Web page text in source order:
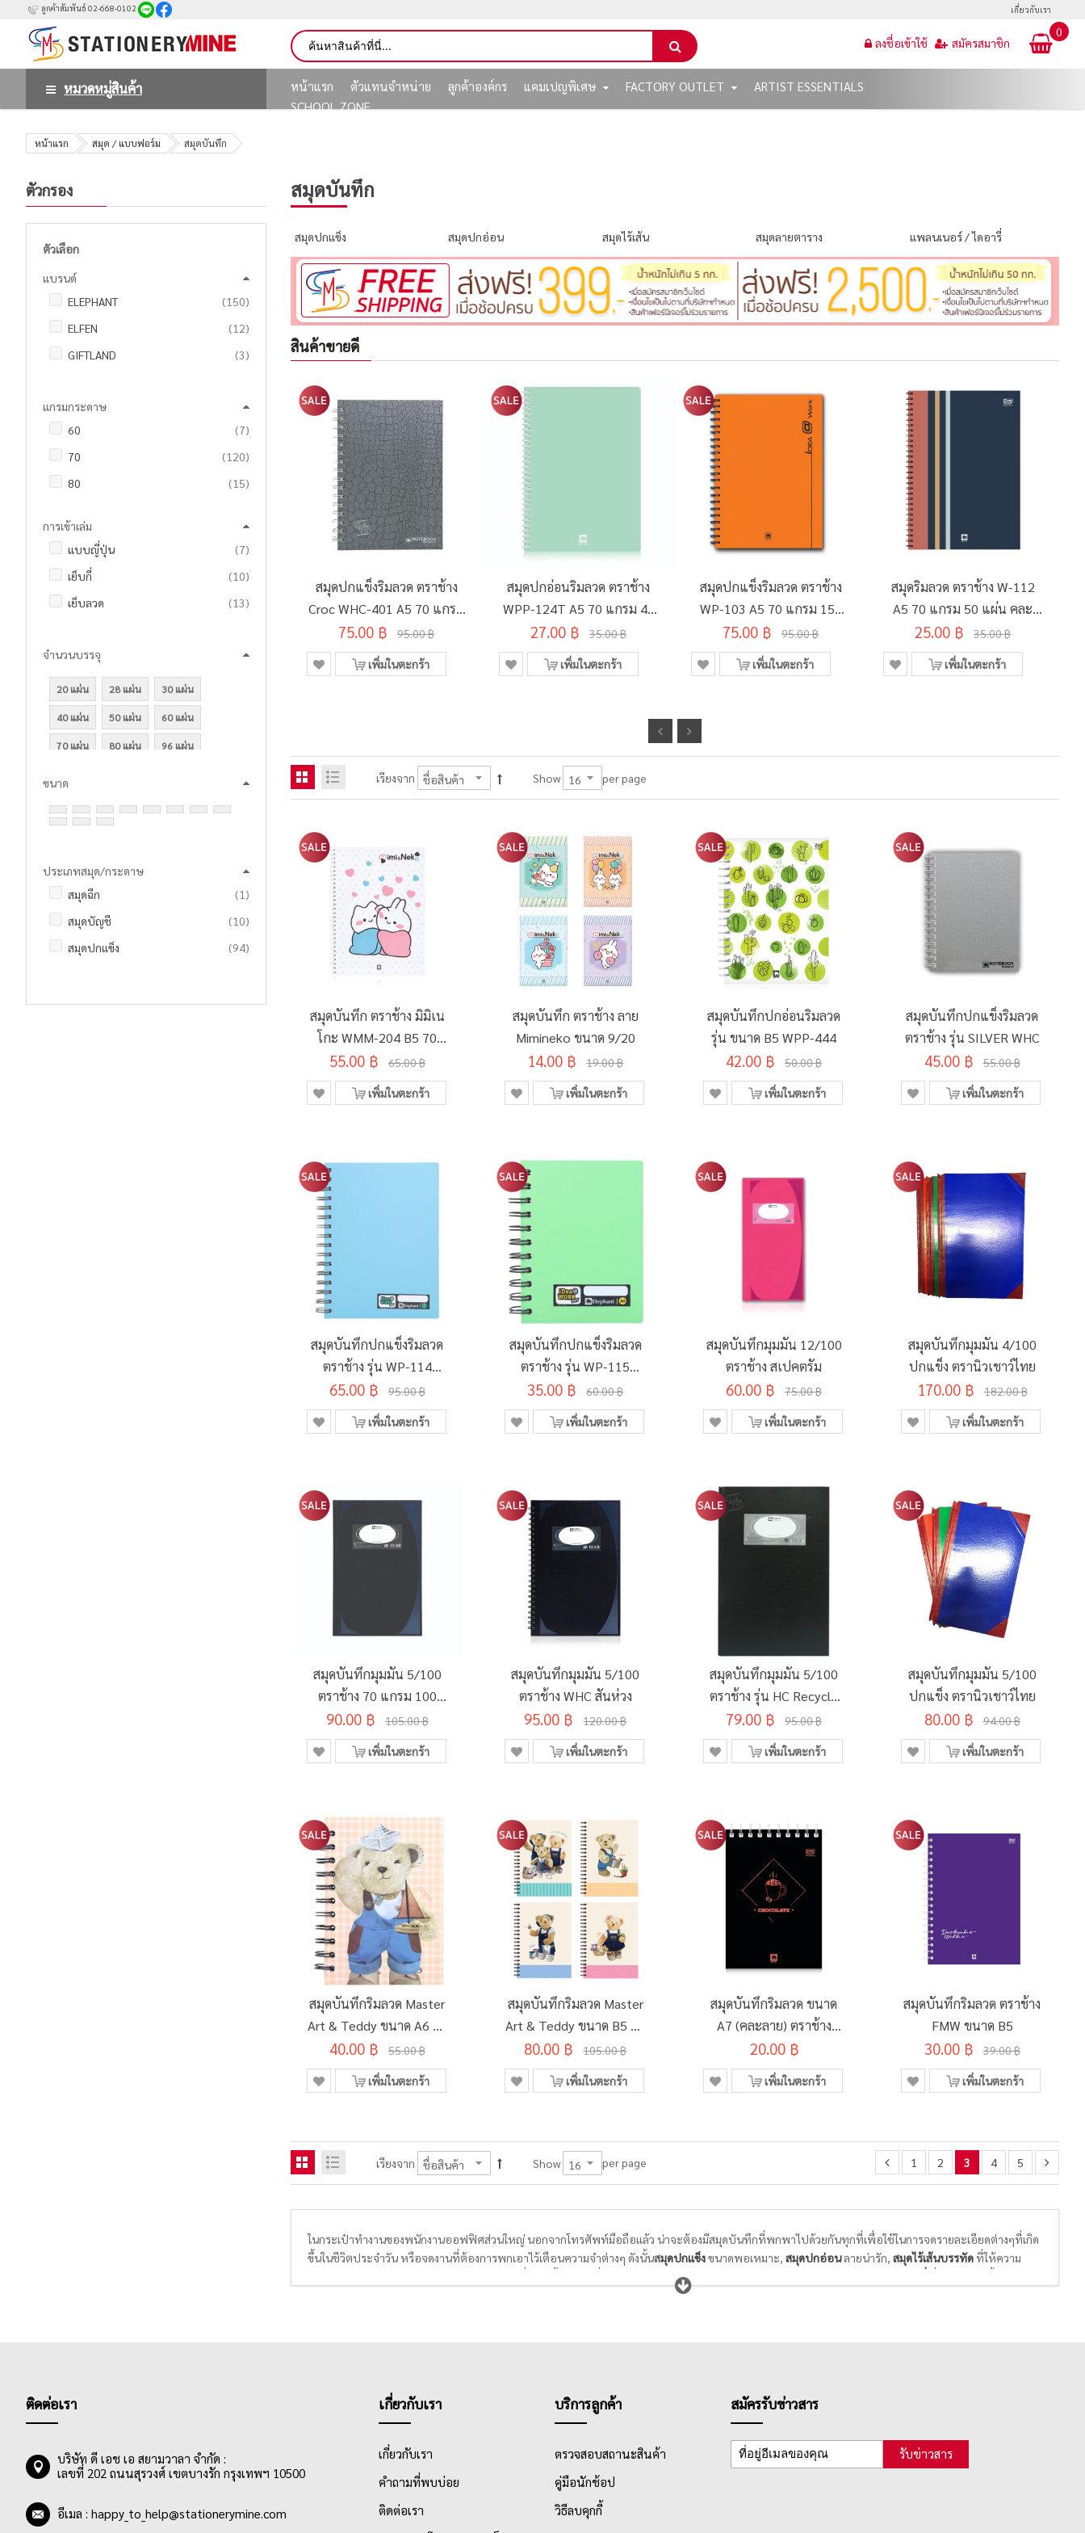
ลูกค้าสัมพันธ์ 02-668-0102 เกี่ยวกับเรา
0
ลงชื่อเข้าใช้ สมัครสมาชิก
หมวดหมู่สินค้า หน้าแรก ตัวแทนจำหน่าย ลูกค้าองค์กร แคมเปญพิเศษ FACTORY OUTLET
ARTIST ESSENTIALS
SCHOOL ZONE
หน้าแรก สมุด / แบบฟอร์ม สมุดบันทึก
สมุดบันทึก
สมุดปกแข็ง สมุดปกอ่อน สมุดไร้เส้น สมุดลายตาราง แพลนเนอร์ / ไดอารี่
สินค้าขายดี
สมุดปกแข็งริมลวด ตราช้าง
Croc WHC-401 A5 70 แกรม
150 แผ่น
75.00 ฿ 95.00 ฿
เพิ่มในตะกร้า
สมุดปกอ่อนริมลวด ตราช้าง
WPP-124T A5 70 แกรม 40
แผ่น คละสี
27.00 ฿ 35.00 ฿
เพิ่มในตะกร้า
สมุดปกแข็งริมลวด ตราช้าง
WP-103 A5 70 แกรม 150
แผ่น คละสี
75.00 ฿ 95.00 ฿
เพิ่มในตะกร้า
สมุดริมลวด ตราช้าง W-112
A5 70 แกรม 50 แผ่น คละ
ลาย
25.00 ฿ 35.00 ฿
เพิ่มในตะกร้า
เรียงจาก Show per page
สมุดบันทึก ตราช้าง มิมิเน
โกะ WMM-204 B5 70
แกรม 60 แผ่น
55.00 ฿ 65.00 ฿
เพิ่มในตะกร้า
สมุดบันทึก ตราช้าง ลาย
Mimineko ขนาด 9/20
14.00 ฿ 19.00 ฿
เพิ่มในตะกร้า
สมุดบันทึกปกอ่อนริมลวด
รุ่น ขนาด B5 WPP-444
42.00 ฿ 50.00 ฿
เพิ่มในตะกร้า
สมุดบันทึกปกแข็งริมลวด
ตราช้าง รุ่น SILVER WHC
45.00 ฿ 55.00 ฿
เพิ่มในตะกร้า
สมุดบันทึกปกแข็งริมลวด
ตราช้าง รุ่น WP-114
ขนาด A5 (คละสี)
65.00 ฿ 95.00 ฿
เพิ่มในตะกร้า
สมุดบันทึกปกแข็งริมลวด
ตราช้าง รุ่น WP-115
ขนาด A6 (คละสี)
35.00 ฿ 60.00 ฿
เพิ่มในตะกร้า
สมุดบันทึกมุมมัน 12/100
ตราช้าง สเปคตรัม
60.00 ฿ 75.00 ฿
เพิ่มในตะกร้า
สมุดบันทึกมุมมัน 4/100
ปกแข็ง ตรานิวเชาว์ไทย
170.00 ฿ 182.00 ฿
เพิ่มในตะกร้า
สมุดบันทึกมุมมัน 5/100
ตราช้าง 70 แกรม 100
แผ่น
90.00 ฿ 105.00 ฿
เพิ่มในตะกร้า
สมุดบันทึกมุมมัน 5/100
ตราช้าง WHC สันห่วง
95.00 ฿ 120.00 ฿
เพิ่มในตะกร้า
สมุดบันทึกมุมมัน 5/100
ตราช้าง รุ่น HC Recycle
70 แกรม
79.00 ฿ 95.00 ฿
เพิ่มในตะกร้า
สมุดบันทึกมุมมัน 5/100
ปกแข็ง ตรานิวเชาว์ไทย
80.00 ฿ 94.00 ฿
เพิ่มในตะกร้า
สมุดบันทึกริมลวด Master
Art & Teddy ขนาด A6 80
แผ่น (คละลาย)
40.00 ฿ 55.00 ฿
เพิ่มในตะกร้า
สมุดบันทึกริมลวด Master
Art & Teddy ขนาด B5 80
แผ่น
80.00 ฿ 105.00 ฿
เพิ่มในตะกร้า
สมุดบันทึกริมลวด ขนาด
A7 (คละลาย) ตราช้าง
WB-724
20.00 ฿
เพิ่มในตะกร้า
สมุดบันทึกริมลวด ตราช้าง
FMW ขนาด B5
30.00 ฿ 39.00 ฿
เพิ่มในตะกร้า
เรียงจาก Show per page 1 2 3 4 5
ในกระเป๋าทำงานของพนักงานออฟฟิศส่วนใหญ่ นอกจากโทรศัพท์มือถือแล้ว น่าจะต้องมีสมุดบันทึกที่พกพาไปด้วยกันทุกที่เพื่อใช้ในการจดรายละเอียดต่างๆที่เกิด
ขึ้นในชีวิตประจำวัน หรือจดงานที่ต้องการพกเอาไว้เตือนความจำต่างๆ ดังนั้นสมุดปกแข็งขนาดพอเหมาะ, สมุดปกอ่อนลายน่ารัก, สมุดไร้เส้นบรรทัดที่ให้ความ
ที่ใช้ได้ทั้งการจดทั่วไปและการวาดตารางและการวาดภาพ และ
บันทึกเป็นรายวัน รายเดือน เหมาะมากสำหรับคนรักการจดบันทึกเหตุการณ์ต่างๆทุกช่วงเวลาในแต่ละปี
ตัวกรอง
ตัวเลือก
แบรนด์
ELEPHANT
150รายการ
ELFEN
12รายการ
GIFTLAND
3รายการ
นัดพบเครื่องเขียน
4รายการ
แกรมกระดาษ
60
7รายการ
70
120รายการ
80
15รายการ
การเข้าเล่ม
แบบญี่ปุ่น
7รายการ
เย็บกี่
10รายการ
เย็บลวด
13รายการ
จำนวนบรรจุ
20 แผ่น 28 แผ่น 30 แผ่น
40 แผ่น 50 แผ่น 60 แผ่น
70 แผ่น 80 แผ่น 96 แผ่น
ขนาด
ประเภทสมุด/กระดาษ
สมุดฉีก
1 ชิ้น
สมุดบัญชี
10รายการ
สมุดปกแข็ง
94รายการ
ติดต่อเรา
บริษัท ดี เอช เอ สยามวาลา จำกัด :
เลขที่ 202 ถนนสุรวงศ์ เขตบางรัก กรุงเทพฯ 10500
อีเมล : happy_to_help@stationerymine.com
เกี่ยวกับเรา
เกี่ยวกับเรา
คำถามที่พบบ่อย
ติดต่อเรา
บริการลูกค้า
ตรวจสอบสถานะสินค้า
คู่มือนักช้อป
วิธีลบคุกกี้
สมัครรับข่าวสาร
รับข่าวสาร